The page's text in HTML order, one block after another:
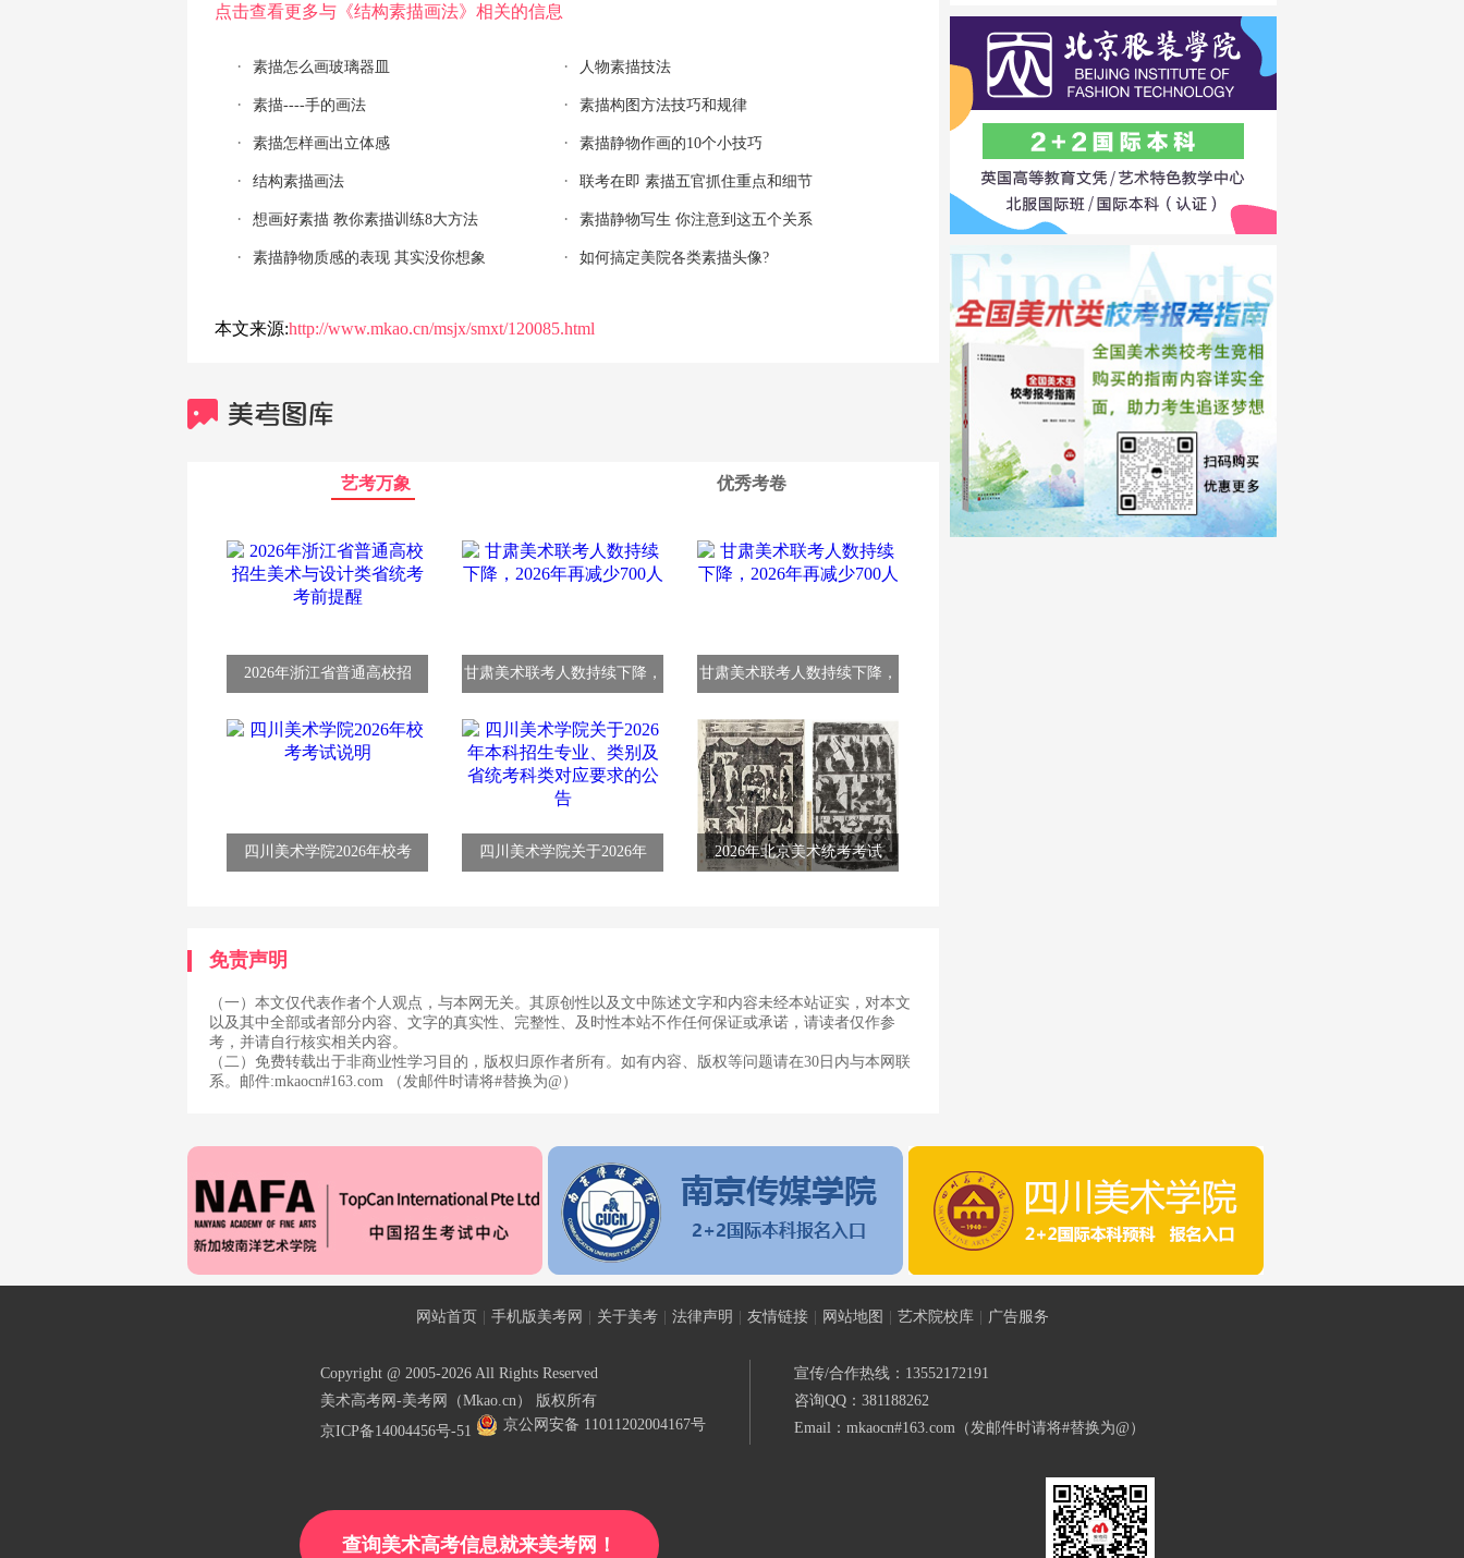
点击查看更多与《结构素描画法》相关的信息
素描怎么画玻璃器皿 人物素描技法
素描----手的画法 素描构图方法技巧和规律
素描怎样画出立体感 素描静物作画的10个小技巧
结构素描画法 联考在即 素描五官抓住重点和细节
想画好素描 教你素描训练8大方法 素描静物写生 你注意到这五个关系
素描静物质感的表现 其实没你想象 如何搞定美院各类素描头像?
本文来源:http://www.mkao.cn/msjx/smxt/120085.html
艺考万象 优秀考卷
2026年浙江省普通高校招 甘肃美术联考人数持续下降， 甘肃美术联考人数持续下降，
四川美术学院2026年校考 四川美术学院关于2026年 2026年北京美术统考考试
免责声明
（一）本文仅代表作者个人观点，与本网无关。其原创性以及文中陈述文字和内容未经本站证实，对本文
以及其中全部或者部分内容、文字的真实性、完整性、及时性本站不作任何保证或承诺，请读者仅作参
考，并请自行核实相关内容。
（二）免费转载出于非商业性学习目的，版权归原作者所有。如有内容、版权等问题请在30日内与本网联
系。邮件:mkaocn#163.com （发邮件时请将#替换为@）
网站首页 | 手机版美考网 | 关于美考 | 法律声明 | 友情链接 | 网站地图 | 艺术院校库 | 广告服务
Copyright @ 2005-2026 All Rights Reserved
美术高考网-美考网（Mkao.cn） 版权所有
京ICP备14004456号-51
京公网安备 11011202004167号
宣传/合作热线：13552172191
咨询QQ：381188262
Email：mkaocn#163.com（发邮件时请将#替换为@）
查询美术高考信息就来美考网！